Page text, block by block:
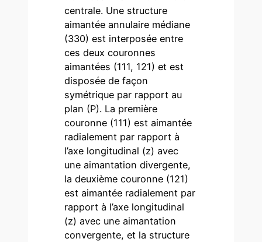
centrale. Une structure
aimantée annulaire médiane
(330) est interposée entre
ces deux couronnes
aimantées (111, 121) et est
disposée de façon
symétrique par rapport au
plan (P). La première
couronne (111) est aimantée
radialement par rapport à
l’axe longitudinal (z) avec
une aimantation divergente,
la deuxième couronne (121)
est aimantée radialement par
rapport à l’axe longitudinal
(z) avec une aimantation
convergente, et la structure